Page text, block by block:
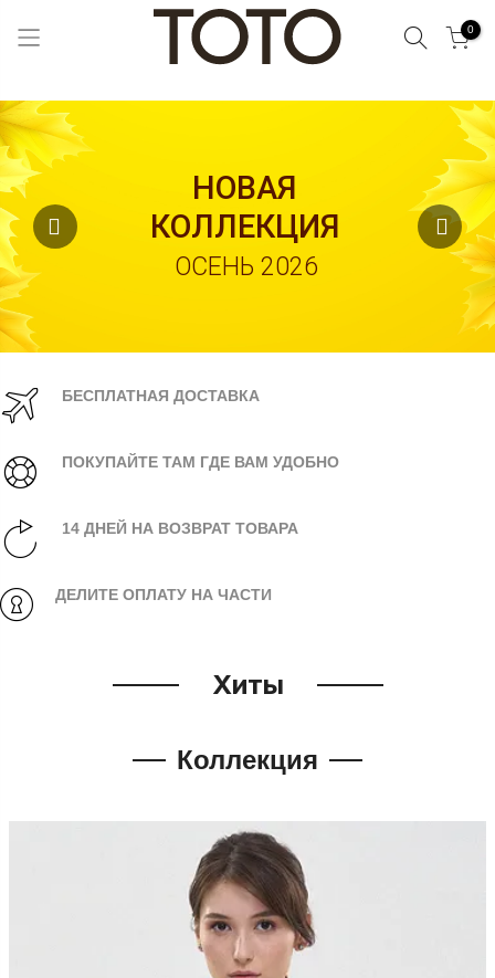
Поиск0
Content
ОСЕНЬ 2026
НОВАЯ
КОЛЛЕКЦИЯ
БЕСПЛАТНАЯ ДОСТАВКА
ПОКУПАЙТЕ ТАМ ГДЕ ВАМ УДОБНО
14 ДНЕЙ НА ВОЗВРАТ ТОВАРА
ДЕЛИТЕ ОПЛАТУ НА ЧАСТИ
Хиты
Коллекция